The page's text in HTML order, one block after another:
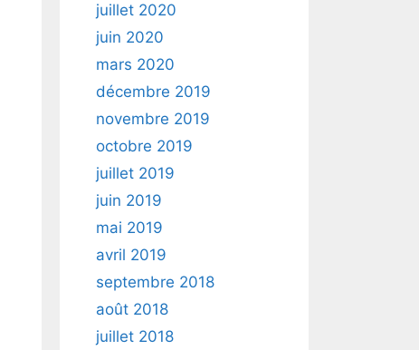
juillet 2020
juin 2020
mars 2020
décembre 2019
novembre 2019
octobre 2019
juillet 2019
juin 2019
mai 2019
avril 2019
septembre 2018
août 2018
juillet 2018